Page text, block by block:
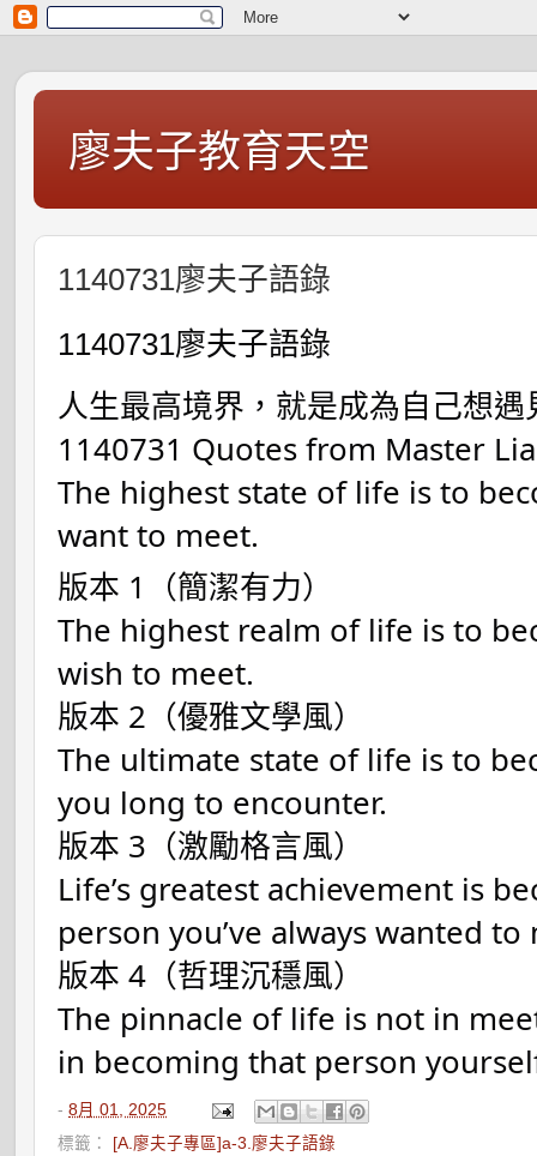
廖夫子教育天空
1140731廖夫子語錄
1140731廖夫子語錄
人生最高境界，就是成為自己想
1140731 Quotes from Master
The highest state of life is to
want to meet.
版本 1（簡潔有力）
The highest realm of life is to
wish to meet.
版本 2（優雅文學風）
The ultimate state of life is to
you long to encounter.
版本 3（激勵格言風）
Life’s greatest achievement is
person you’ve always wanted to
版本 4（哲理沉穩風）
The pinnacle of life is not in
in becoming that person
-8月 01, 2025
標籤： [A.廖夫子專區]a-3.廖夫子語錄